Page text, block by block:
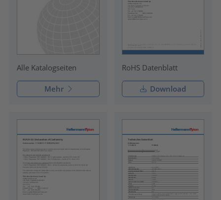
Alle Katalogseiten
Mehr
RoHS Datenblatt
Download